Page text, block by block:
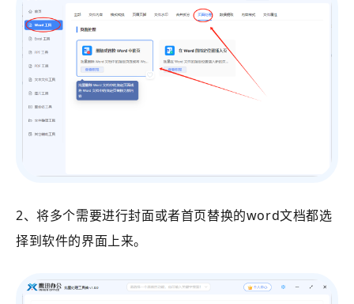
2、将多个需要进行封面或者首页替换的word文档都选
择到软件的界面上来。